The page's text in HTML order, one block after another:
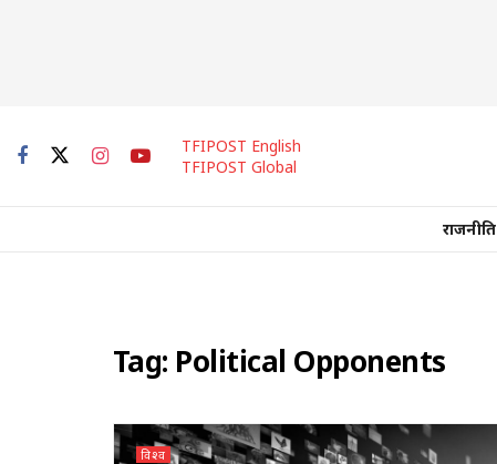
TFIPOST English
TFIPOST Global
राजनीति
Tag: Political Opponents
विश्व